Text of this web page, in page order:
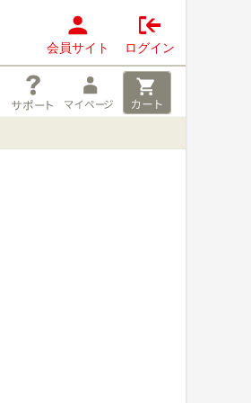
会員サイト ログイン